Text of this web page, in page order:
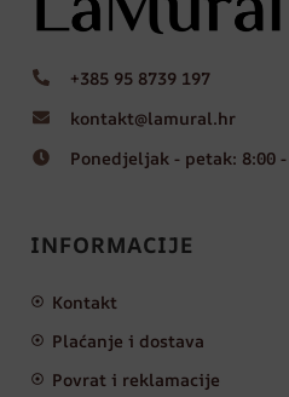
+385 95 8739 197
kontakt@lamural.hr
Ponedjeljak - petak: 8:00 -
INFORMACIJE
Kontakt
Plaćanje i dostava
Povrat i reklamacije